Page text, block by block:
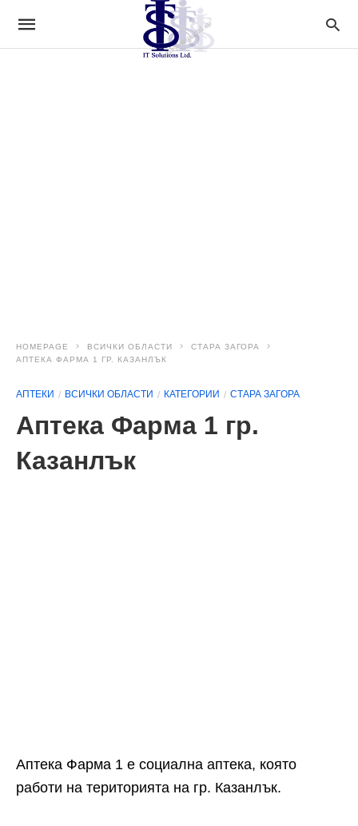
HOMEPAGE ВСИЧКИ ОБЛАСТИ
СТАРА ЗАГОРА
АПТЕКА ФАРМА 1 ГР. КАЗАНЛЪК
АПТЕКИ ВСИЧКИ ОБЛАСТИ КАТЕГОРИИ СТАРА ЗАГОРА
Аптека Фарма 1 гр.
Казанлък
Аптека Фарма 1 е социална аптека, която
работи на територията на гр. Казанлък.